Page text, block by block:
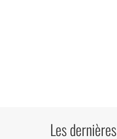
Les